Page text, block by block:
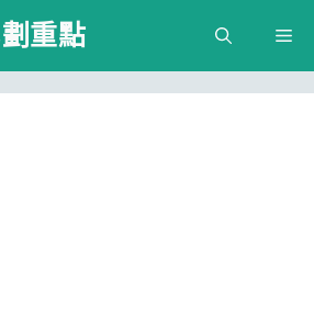
重點